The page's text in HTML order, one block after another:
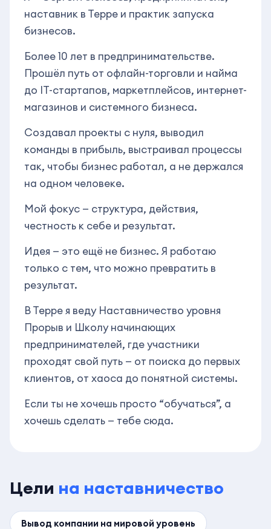
наставник в Терре и практик запуска
бизнесов.
Более 10 лет в предпринимательстве.
Прошёл путь от офлайн-торговли и найма
до IT-стартапов, маркетплейсов, интернет-
магазинов и системного бизнеса.
Создавал проекты с нуля, выводил
команды в прибыль, выстраивал процессы
так, чтобы бизнес работал, а не держался
на одном человеке.
Мой фокус — структура, действия,
честность к себе и результат.
Идея — это ещё не бизнес. Я работаю
только с тем, что можно превратить в
результат.
В Терре я веду Наставничество уровня
Прорыв и Школу начинающих
предпринимателей, где участники
проходят свой путь — от поиска до первых
клиентов, от хаоса до понятной системы.
Если ты не хочешь просто “обучаться”, а
хочешь сделать — тебе сюда.
Цели на наставничество
Вывод компании на мировой уровень